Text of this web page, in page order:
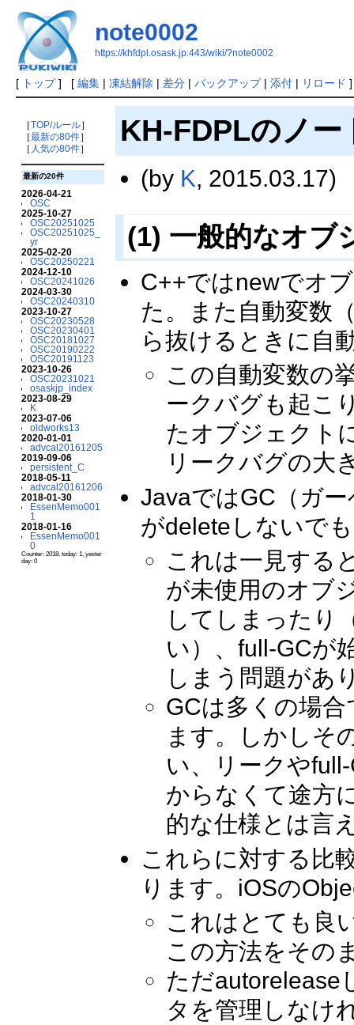
note0002
https://khfdpl.osask.jp:443/wiki/?note0002
[ トップ] [ 編集| 凍結解除 | 差分| バックアップ| 添付| リロード
［TOP/ルール］
［最新の80件］
［ 人気の80件］
最新の20件
2026-04-21
OSC
2025-10-27
OSC20251025
OSC20251025_
yr
2025-02-20
OSC20250221
2024-12-10
OSC20241026
2024-03-30
OSC20240310
2023-10-27
OSC20230528
OSC20230401
OSC20181027
OSC20190222
OSC20191123
2023-10-26
OSC20231021
osaskjp_index
2023-08-29
K
2023-07-06
oldworks13
2020-01-01
advcal20161205
2019-09-06
persistent_C
2018-05-11
advcal20161206
2018-01-30
EssenMemo001
1
2018-01-16
EssenMemo001
0
Counter: 2018, today: 1, yester
day: 0
KH-FDPLのノー
(by K, 2015.03.17)
(1) 一般的なオブ
C++ではnewでオ
た。また自動変数
ら抜けるときに自
この自動変数の
ークバグも起こ
たオブジェクト
リークバグの大
JavaではGC（ガ
がdeleteしないで
これは一見する
が未使用のオブ
してしまったり
い）、full-GCが
しまう問題があ
GCは多くの場
ます。しかしそ
い、リークや
からなくて途方
的な仕様とは言
これらに対する比
ります。iOSの
これはとても良
この方法をその
ただautorelease
タを管理しなけ